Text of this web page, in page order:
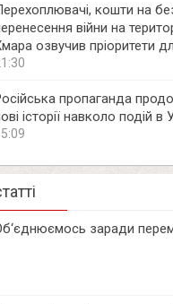
кошти на
війни на
озвучив пріоритети
пропаганда
історії навколо подій в
заради